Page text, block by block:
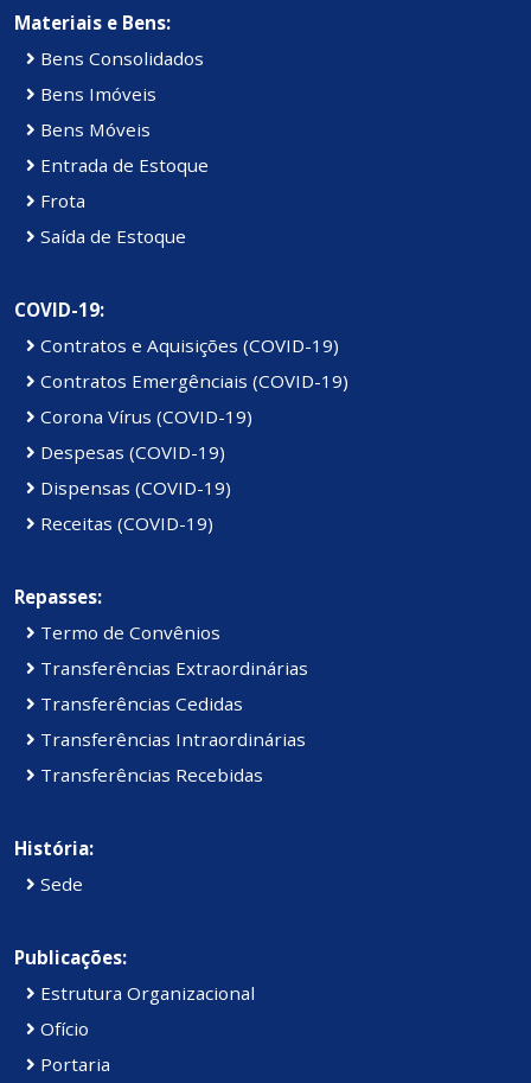
Materiais e Bens:
Bens Consolidados
Bens Imóveis
Bens Móveis
Entrada de Estoque
Frota
Saída de Estoque
COVID-19:
Contratos e Aquisições (COVID-19)
Contratos Emergênciais (COVID-19)
Corona Vírus (COVID-19)
Despesas (COVID-19)
Dispensas (COVID-19)
Receitas (COVID-19)
Repasses:
Termo de Convênios
Transferências Extraordinárias
Transferências Cedidas
Transferências Intraordinárias
Transferências Recebidas
História:
Sede
Publicações:
Estrutura Organizacional
Ofício
Portaria